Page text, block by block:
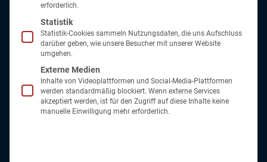
Newsletter
Reisebewertung
Treibstoffkostenzuschlag
Kur in Misdroy
Kur in Kolberger Deep
Kur Bad Füssing
Kur auf Rügen
Thermenurlaub Bad Griesbach
Bad Brambach Radonkur
Sibyllenbad Radonkur
Wellnessurlaub Angebote
erforderlich.
Statistik
Statistik-Cookies sammeln Nutzungsdaten, die uns Aufschluss
darüber geben, wie unsere Besucher mit unserer Website
umgehen.
Externe Medien
Inhalte von Videoplattformen und Social-Media-Plattformen
werden standardmäßig blockiert. Wenn externe Services
akzeptiert werden, ist für den Zugriff auf diese Inhalte keine
manuelle Einwilligung mehr erforderlich.